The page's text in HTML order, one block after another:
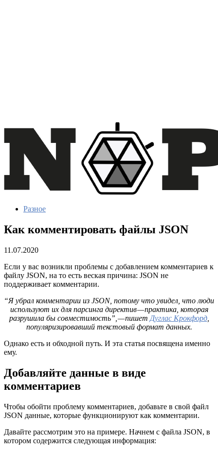
Разное
Как комментировать файлы JSON
11.07.2020
Если у вас возникли проблемы с добавлением комментариев к
файлу JSON, на то есть веская причина: JSON не
поддерживает комментарии.
“Я убрал комментарии из JSON, потому что увидел, что люди
используют их для парсинга директив — практика, которая
разрушила бы совместимость”, — пишет Дуглас Крокфорд,
популяризировавший текстовый формат данных.
Однако есть и обходной путь. И эта статья посвящена именно
ему.
Добавляйте данные в виде
комментариев
Чтобы обойти проблему комментариев, добавьте в свой файл
JSON данные, которые функционируют как комментарии.
Давайте рассмотрим это на примере. Начнем с файла JSON, в
котором содержится следующая информация: